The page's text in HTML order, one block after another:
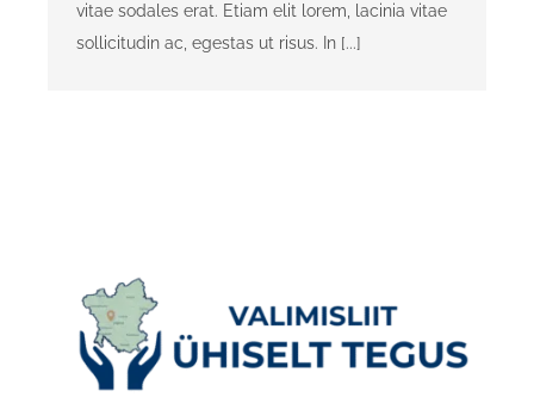
vitae sodales erat. Etiam elit lorem, lacinia vitae
sollicitudin ac, egestas ut risus. In [...]